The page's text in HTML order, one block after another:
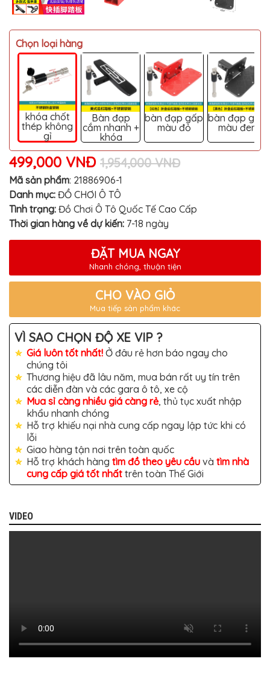
FORD
BMW
VOLVO
SUZUKI
PORSCHE
LEXUS
MG
AUDI
MINI
COOPER
PEUGEOT
CHƠI
Ô
CHƠI
XE
HƠI
MỚI
NHẤT
ĐỒ
CHƠI
XE
HƠI
CAO
CẤP
ĐỒ
CHƠI
XE
MÁY
Ô
TÔ
KIỆN
XE
CAO
CẤP
Chọn loại hàng
khóa chốt
thép không
gỉ
Bàn đạp
cắm nhanh +
khóa
bàn đạp gấp
màu đỏ
bàn đạp gấp
màu đen
499,000 VNĐ 1,954,000 VNĐ
Mã sản phẩm: 21886906-1
Danh mục: ĐỒ CHƠI Ô TÔ
Tình trạng: Đồ Chơi Ô Tô Quốc Tế Cao Cấp
Thời gian hàng về dự kiến: 7-18 ngày
ĐẶT MUA NGAY
Nhanh chóng, thuận tiện
CHO VÀO GIỎ
Mua tiếp sản phẩm khác
VÌ SAO CHỌN ĐỘ XE VIP ?
Giá luôn tốt nhất! Ở đâu rẻ hơn báo ngay cho
chúng tôi
Thương hiệu đã lâu năm, mua bán rất uy tín trên
các diễn đàn và các gara ô tô, xe cộ
Mua sỉ càng nhiều giá càng rẻ, thủ tục xuất nhập
khẩu nhanh chóng
Hỗ trợ khiếu nại nhà cung cấp ngay lập tức khi có
lỗi
Giao hàng tận nơi trên toàn quốc
Hỗ trợ khách hàng tìm đồ theo yêu cầu và tìm nhà
cung cấp giá tốt nhất trên toàn Thế Giới
VIDEO